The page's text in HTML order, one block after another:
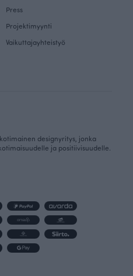
Press
Projektimyynti
Vaikuttajayhteistyö
designyritys, jonka
ja positiivisuudelle.